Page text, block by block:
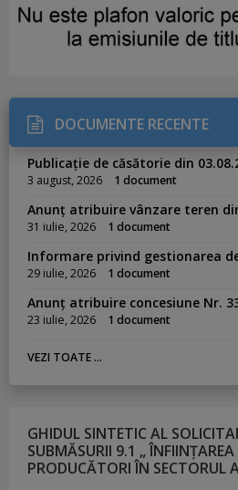
DOCUMENTE RECENTE
Publicație de căsătorie din
3 august, 2026 1 document
Anunț atribuire vânzare teren
31 iulie, 2026 1 document
Informare privind gestionarea
29 iulie, 2026 1 document
Anunț atribuire concesiune Nr.
23 iulie, 2026 1 document
VEZI TOATE ...
GHIDUL SINTETIC AL
SUBMĂSURII 9.1 „
PRODUCĂTORI ÎN SECTORUL